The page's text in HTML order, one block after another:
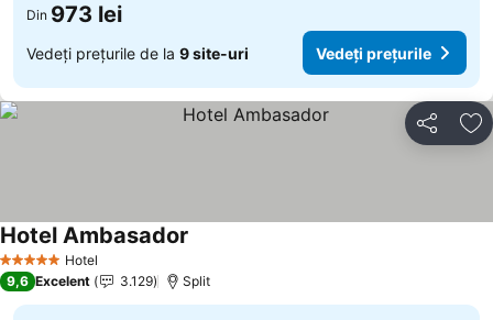
Din 973 lei
Vedeți prețurile de la 9 site-uri Vedeți prețurile
Distribuiți
5 Stele Hotel
Hotel Ambasador
9,6 Excelent 3.129 Split